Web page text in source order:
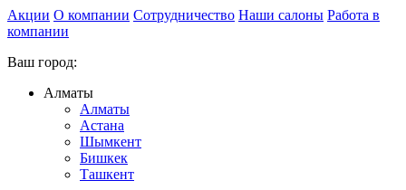
Акции О компании Сотрудничество Наши салоны Работа в
компании
Ваш город:
Алматы
Алматы
Астана
Шымкент
Бишкек
Ташкент